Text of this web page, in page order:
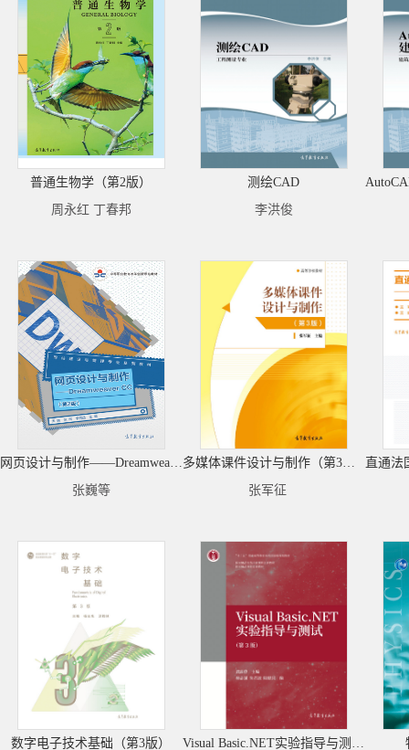
普通生物学（第2版）
周永红 丁春邦
测绘CAD
李洪俊
网页设计与制作——Dreamweaver CC（第2版）
张巍等
多媒体课件设计与制作（第3版）
张军征
数字电子技术基础（第3版）
Visual Basic.NET实验指导与测试(第3版)